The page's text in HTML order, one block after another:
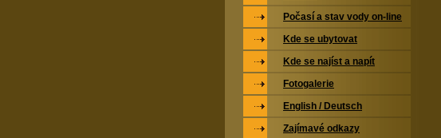
Počasí a stav vody on-line
Kde se ubytovat
Kde se najíst a napít
Fotogalerie
English / Deutsch
Zajímavé odkazy